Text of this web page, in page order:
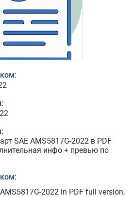
SAE AMS5817G-2022 в PDF
инфо + превью по
2022 in PDF full version.